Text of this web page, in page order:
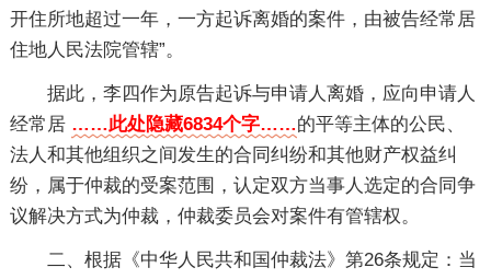
开住所地超过一年，一方起诉离婚的案件，由被告经常居
住地人民法院管辖”。
据此，李四作为原告起诉与申请人离婚，应向申请人
经常居 ……此处隐藏6834个字……的平等主体的公民、
法人和其他组织之间发生的合同纠纷和其他财产权益纠
纷，属于仲裁的受案范围，认定双方当事人选定的合同争
议解决方式为仲裁，仲裁委员会对案件有管辖权。
二、根据《中华人民共和国仲裁法》第26条规定：当